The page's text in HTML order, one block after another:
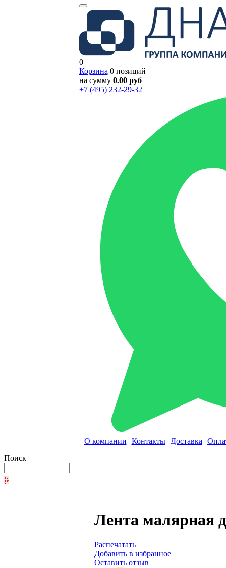
0
Корзина 0 позиций
на сумму 0.00 руб
+7 (495) 232-29-32
О компании Контакты Доставка
Поиск
Лента малярная
Распечатать
Добавить в избранное
Оставить отзыв